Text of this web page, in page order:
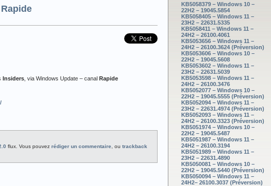
KB5058379 – Windows 10 –
22H2 – 19045.5854
KB5058405 – Windows 11 –
23H2 – 22631.5335
KB5058411 – Windows 11 –
24H2 – 26100.4061
KB5053656 – Windows 11 –
24H2 – 26100.3624 (Préversion)
KB5053606 – Windows 10 –
22H2 – 19045.5608
KB5053602 – Windows 11 –
23H2 – 22631.5039
KB5053598 – Windows 11 –
24H2 – 26100.3476
KB5052077 – Windows 10 –
22H2 – 19045.5555 (Préversion)
KB5052094 – Windows 11 –
23H2 – 22631.4974 (Préversion)
KB5052093 – Windows 11 –
24H2 – 26100.3323 (Préversion)
KB5051974 – Windows 10 –
22H2 – 19045.5487
KB5051987 – Windows 11 –
24H2 – 26100.3194
KB5051989 – Windows 11 –
23H2 – 22631.4890
KB5050081 – Windows 10 –
22H2 – 19045.5440 (Préversion)
KB5050094 – Windows 11 –
24H2– 26100.3037 (Préversion)
Insiders , via Windows Update – canal Rapide
flux. Vous pouvez rédiger un commentaire , ou trackback